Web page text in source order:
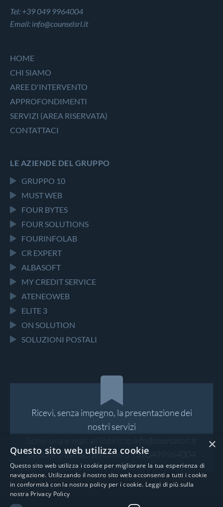
Tel: +39 049 9964004
Email: info@counselsrl.it
HOME
CHI SIAMO
AREE D'INTERVENTO
APPROFONDIMENTI
SERVIZI (AREA RISERVATA)
CONTATTACI
LE AZIENDE DEL GRUPPO
GRUPPO 10
MUST WEB
FOUR BYTES
FOUR SOLUTIONS
FOURINFOLAB
CR EXPERT
ALBASOFT
MY CREDIT SERVICE
ATENEOWEB
ELITE 3
ON SOLUTION
SOLUZIONI POSTALI
Ricevi, senza impegno, la presentazione dei
nostri servizi
oppure chiamaci al numero+390499964004
×
Questo sito web utilizza cookie
Questo sito web utilizza i cookie per migliorare la tua esperienza di
navigazione. Utilizzando il nostro sito web acconsenti a tutti i cookie
in conformità con la nostra policy per i cookie. Leggi di più sulla
nostra Privacy Policy